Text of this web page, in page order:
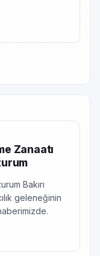
Zanaatı
Bakırı
geleneğinin